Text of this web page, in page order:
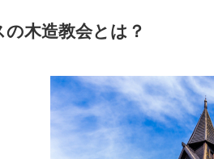
木造教会とは？